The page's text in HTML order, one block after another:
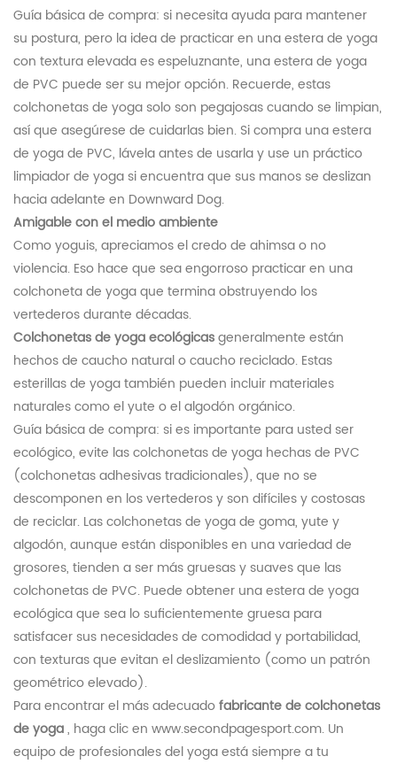
Guía básica de compra: si necesita ayuda para mantener
su postura, pero la idea de practicar en una estera de yoga
con textura elevada es espeluznante, una estera de yoga
de PVC puede ser su mejor opción. Recuerde, estas
colchonetas de yoga solo son pegajosas cuando se limpian,
así que asegúrese de cuidarlas bien. Si compra una estera
de yoga de PVC, lávela antes de usarla y use un práctico
limpiador de yoga si encuentra que sus manos se deslizan
hacia adelante en Downward Dog.
Amigable con el medio ambiente
Como yoguis, apreciamos el credo de ahimsa o no
violencia. Eso hace que sea engorroso practicar en una
colchoneta de yoga que termina obstruyendo los
vertederos durante décadas.
Colchonetas de yoga ecológicasgeneralmente están
hechos de caucho natural o caucho reciclado. Estas
esterillas de yoga también pueden incluir materiales
naturales como el yute o el algodón orgánico.
Guía básica de compra: si es importante para usted ser
ecológico, evite las colchonetas de yoga hechas de PVC
(colchonetas adhesivas tradicionales), que no se
descomponen en los vertederos y son difíciles y costosas
de reciclar. Las colchonetas de yoga de goma, yute y
algodón, aunque están disponibles en una variedad de
grosores, tienden a ser más gruesas y suaves que las
colchonetas de PVC. Puede obtener una estera de yoga
ecológica que sea lo suficientemente gruesa para
satisfacer sus necesidades de comodidad y portabilidad,
con texturas que evitan el deslizamiento (como un patrón
geométrico elevado).
Para encontrar el más adecuadofabricante de colchonetas
de yoga, haga clic en www.secondpagesport.com. Un
equipo de profesionales del yoga está siempre a tu